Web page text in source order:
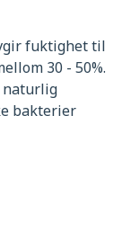
fuktighet til
30 - 50%.
naturlig
bakterier